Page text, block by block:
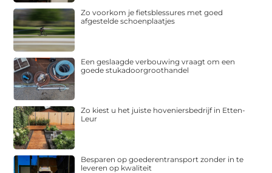
Zo voorkom je fietsblessures met goed
afgestelde schoenplaatjes
Een geslaagde verbouwing vraagt om een
goede stukadoorgroothandel
Zo kiest u het juiste hoveniersbedrijf in Etten-
Leur
Besparen op goederentransport zonder in te
leveren op kwaliteit